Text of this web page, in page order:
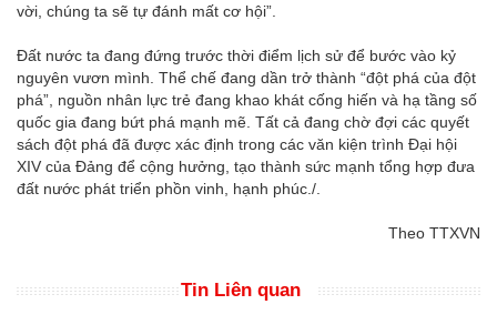
vời, chúng ta sẽ tự đánh mất cơ hội”.
Đất nước ta đang đứng trước thời điểm lịch sử để bước vào kỷ
nguyên vươn mình. Thể chế đang dần trở thành “đột phá của đột
phá”, nguồn nhân lực trẻ đang khao khát cống hiến và hạ tầng số
quốc gia đang bứt phá mạnh mẽ. Tất cả đang chờ đợi các quyết
sách đột phá đã được xác định trong các văn kiện trình Đại hội
XIV của Đảng để cộng hưởng, tạo thành sức mạnh tổng hợp đưa
đất nước phát triển phồn vinh, hạnh phúc./.
Theo TTXVN
Tin Liên quan